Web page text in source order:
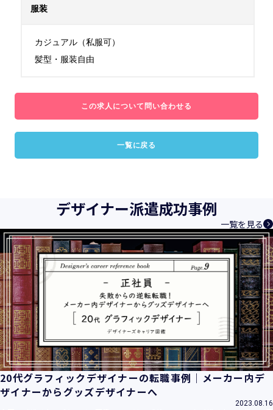
服装
カジュアル（私服可）
髪型・服装自由
この求人について問い合わせる
一覧に戻る
デザイナー派遣成功事例
一覧を見る
20代グラフィックデザイナーの転職事例｜メーカー内デ
ザイナーからグッズデザイナーへ
2023.08.16